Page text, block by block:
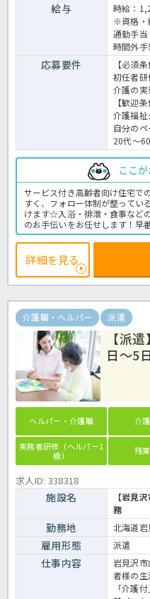
給与
時給：
※資格・
通勤手当
時間外手
応募要件
【必須条
初任者
介護の
【歓迎条
介護福
自分の
20代〜
ここ
サービス付き高齢者向け住宅
すく、フォロー体制が整ってい
けます☆入浴・排泄・食事など
のお手伝いをお任せします！早
夜勤なしのレア求人です！未経
おり、勤務日数や時間帯の相談
なく介護の仕事を始めたい方に
護までお問い合わせください！
職 派遣 サ高住の求人＞
詳細を見る
介護職・ヘルパー 派遣
【派
日～5
ヘルパー・介護職 介
実務者研修（ヘルパー1
級）
残
求人ID: 338318
施設名
【岩見
務
勤務地 北海道
雇用形態 派遣
仕事内容
岩見沢
者様の生
「介護